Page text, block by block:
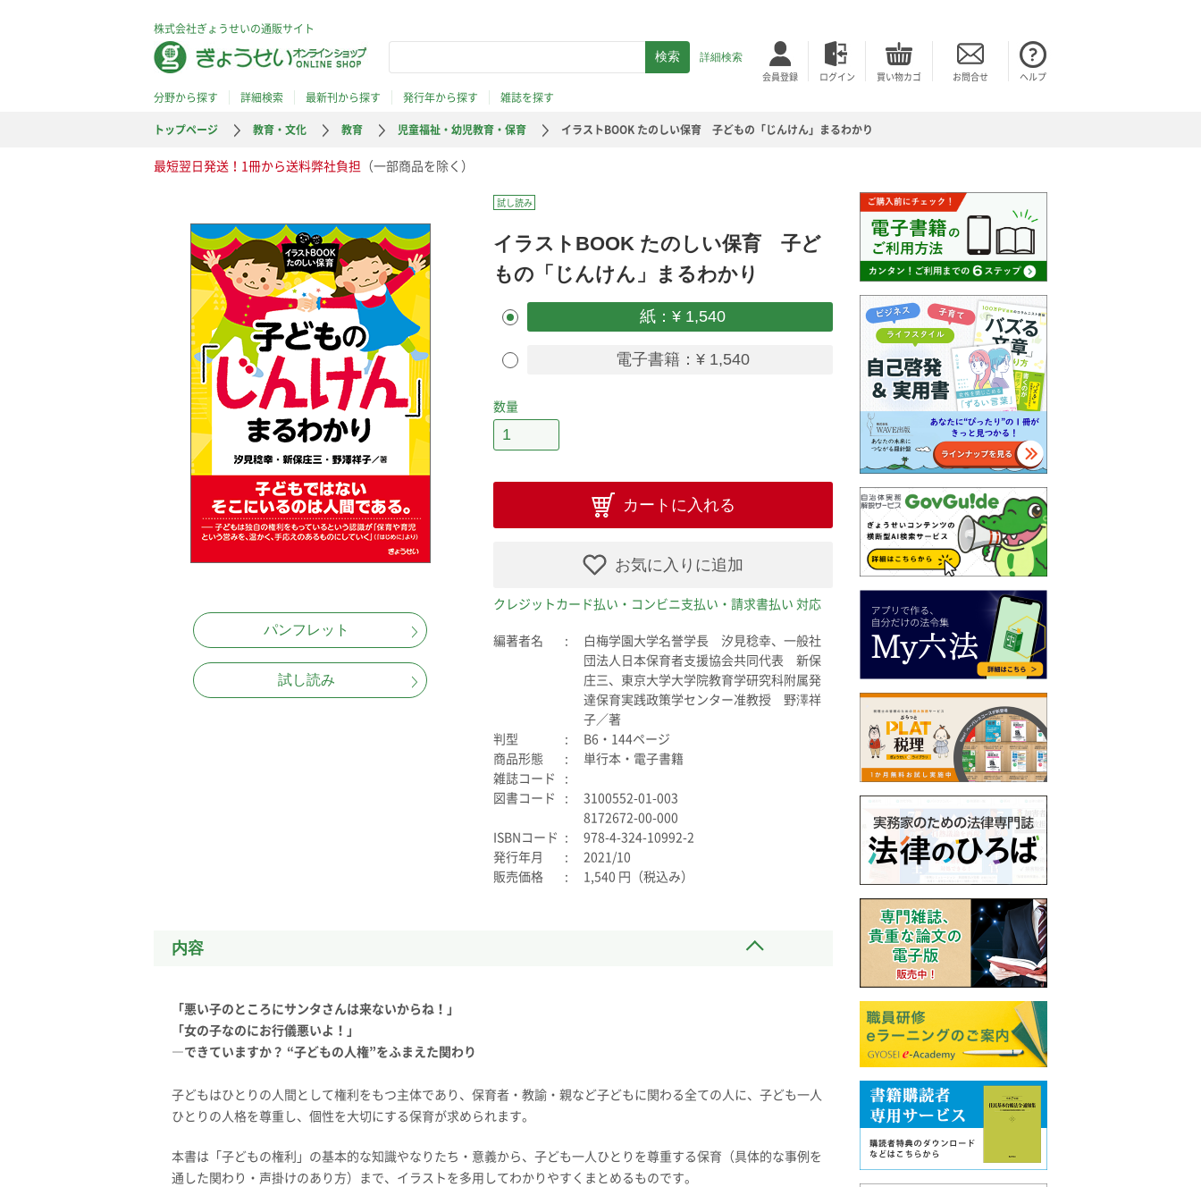
株式会社ぎょうせいの通販サイト
詳細検索
会員登録 ログイン 買い物カゴ お問合せ ヘルプ
分野から探す 詳細検索 最新刊から探す 発行年から探す
雑誌を探す
トップページ
教育・文化 教育 児童福祉・幼児教育・保育 イラストBOOK たのしい保育 子どもの「じんけん」まるわかり
最短翌日発送！1冊から送料弊社負担 （一部商品を除く）
パンフレット
試し読み
試し読み
イラストBOOK たのしい保育 子ど
もの「じんけん」まるわかり
紙：¥ 1,540
電子書籍：¥ 1,540
数量
カートに入れる
お気に入りに追加
クレジットカード払い・コンビニ支払い・請求書払い 対応
編著者名
白梅学園大学名誉学長 汐見稔幸、一般社
団法人日本保育者支援協会共同代表 新保
庄三、東京大学大学院教育学研究科附属発
達保育実践政策学センター准教授 野澤祥
子／著
判型
B6・144ページ
商品形態
単行本・電子書籍
雑誌コード
図書コード
3100552-01-003
8172672-00-000
ISBNコード
978-4-324-10992-2
発行年月
2021/10
販売価格
1,540 円（税込み）
内容
「悪い子のところにサンタさんは来ないからね！」
「女の子なのにお行儀悪いよ！」
―できていますか？ “子どもの人権”をふまえた関わり
子どもはひとりの人間として権利をもつ主体であり、保育者・教諭・親など子どもに関わる全ての人に、子ども一人
ひとりの人格を尊重し、個性を大切にする保育が求められます。
本書は「子どもの権利」の基本的な知識やなりたち・意義から、子ども一人ひとりを尊重する保育（具体的な事例を
通した関わり・声掛けのあり方）まで、イラストを多用してわかりやすくまとめるものです。